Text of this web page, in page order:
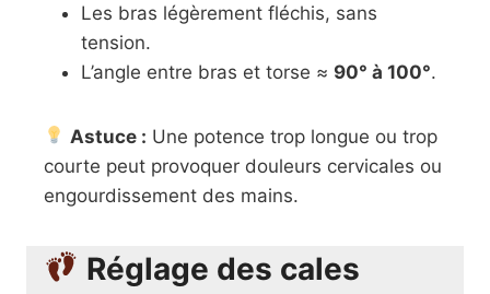
Les bras légèrement fléchis, sans
tension.
L’angle entre bras et torse ≈ 90° à 100°.
Astuce : Une potence trop longue ou trop
courte peut provoquer douleurs cervicales ou
engourdissement des mains.
Réglage des cales